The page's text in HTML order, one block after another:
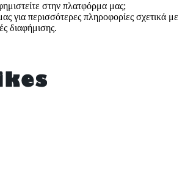
στην πλατφόρμα μας;
για περισσότερες πληροφορίες σχετικά με
διαφήμισης.